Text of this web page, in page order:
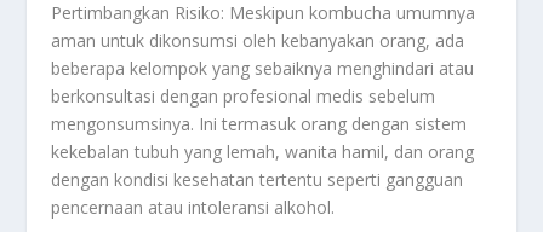
Pertimbangkan Risiko: Meskipun kombucha umumnya
aman untuk dikonsumsi oleh kebanyakan orang, ada
beberapa kelompok yang sebaiknya menghindari atau
berkonsultasi dengan profesional medis sebelum
mengonsumsinya. Ini termasuk orang dengan sistem
kekebalan tubuh yang lemah, wanita hamil, dan orang
dengan kondisi kesehatan tertentu seperti gangguan
pencernaan atau intoleransi alkohol.